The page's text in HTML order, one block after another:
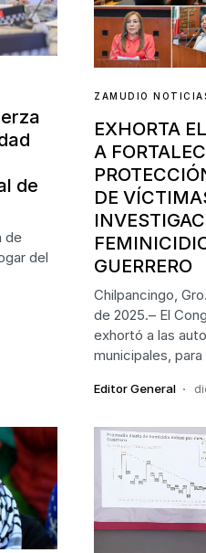
de
de
del
ZAMUDIO
EXHORTA
A
DE
GUERRERO
Chilpancingo,
de 2025.– El
exhortó a las
municipales,
Editor General